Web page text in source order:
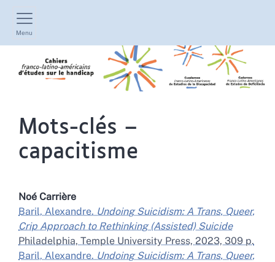
Menu
Mots-clés –
capacitisme
Noé Carrière
Baril, Alexandre. Undoing Suicidism: A Trans, Queer,
Crip Approach to Rethinking (Assisted) Suicide
Philadelphia, Temple University Press, 2023, 309 p.
Baril, Alexandre. Undoing Suicidism: A Trans, Queer,